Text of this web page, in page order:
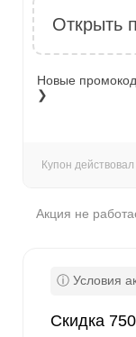
Открыть
Новые
❯
Купон действовал
Акция не
Скидка